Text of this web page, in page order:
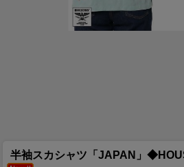
半袖スカシャツ「JAPAN」